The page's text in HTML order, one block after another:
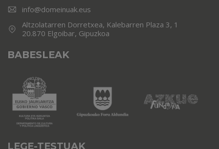
info@domeinuak.eus
Altzolatarren Dorretxea, Kalebarren Plaza 3, 1
20.870 Elgoibar, Gipuzkoa
BABESLEAK
LEGE-TESTUAK